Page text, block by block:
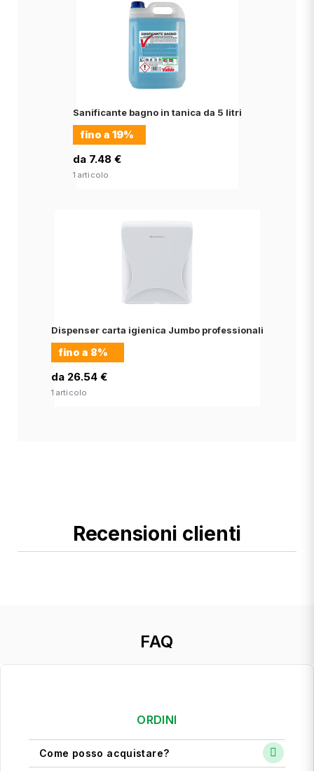
Sanificante bagno in tanica da 5 litri
fino a 19%
da 7.48 €
1 articolo
Dispenser carta igienica Jumbo professionali
fino a 8%
da 26.54 €
1 articolo
Recensioni clienti
FAQ
ORDINI
Come posso acquistare?